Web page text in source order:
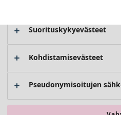
Suorituskykyevästeet
Kohdistamisevästeet
Pseudonymisoitujen